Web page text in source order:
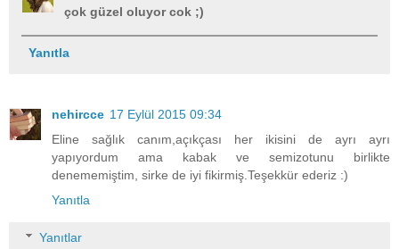
çok güzel oluyor cok ;)
Yanıtla
nehircce 17 Eylül 2015 09:34
Eline sağlık canım,açıkçası her ikisini de ayrı ayrı
yapıyordum ama kabak ve semizotunu birlikte
denememiştim, sirke de iyi fikirmiş.Teşekkür ederiz :)
Yanıtla
Yanıtlar